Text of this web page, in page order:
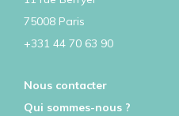
75008 Paris
+331 44 70 63 90
Nous contacter
Qui sommes-nous ?